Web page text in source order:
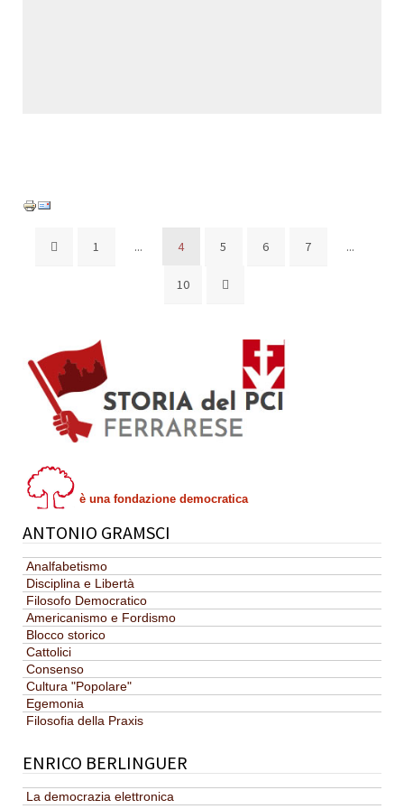
1 ... 4 5 6 7 ...
10
è una fondazione democratica
ANTONIO GRAMSCI
Analfabetismo
Disciplina e Libertà
Filosofo Democratico
Americanismo e Fordismo
Blocco storico
Cattolici
Consenso
Cultura "Popolare"
Egemonia
Filosofia della Praxis
ENRICO BERLINGUER
La democrazia elettronica